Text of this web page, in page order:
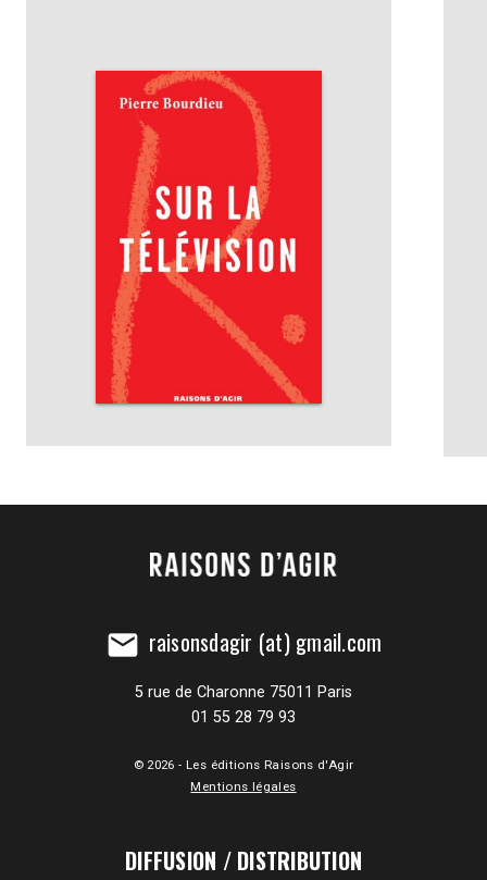
mail raisonsdagir (at) gmail.com
5 rue de Charonne 75011 Paris
01 55 28 79 93
© 2026 - Les éditions Raisons d'Agir
Mentions légales
DIFFUSION / DISTRIBUTION